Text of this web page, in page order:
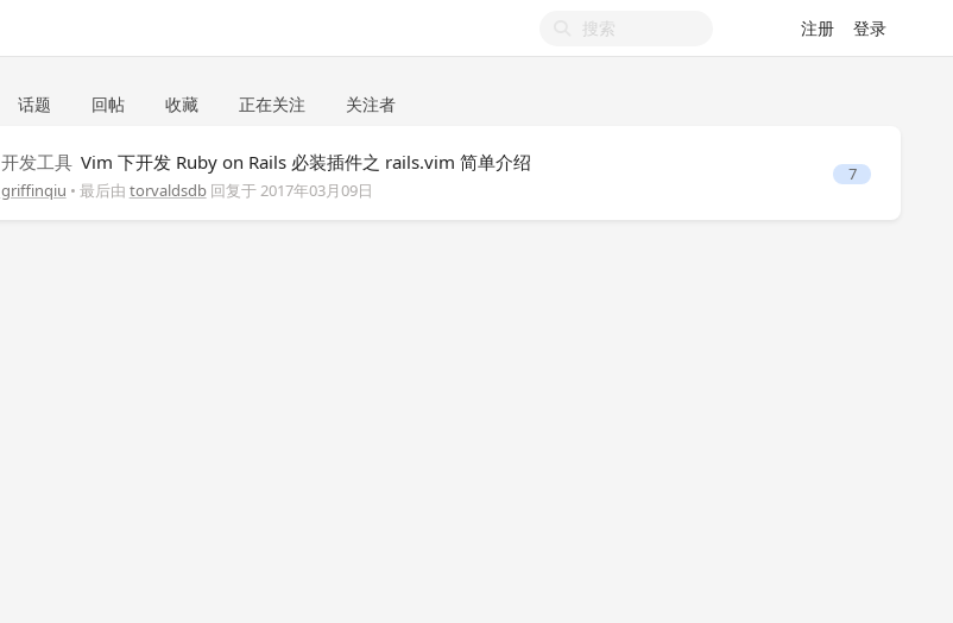
注册 登录
话题 回帖 收藏 正在关注 关注者
开发工具 Vim 下开发 Ruby on Rails 必装插件之 rails.vim 简单介绍
griffinqiu • 最后由 torvaldsdb回复于2017年03月09日
7